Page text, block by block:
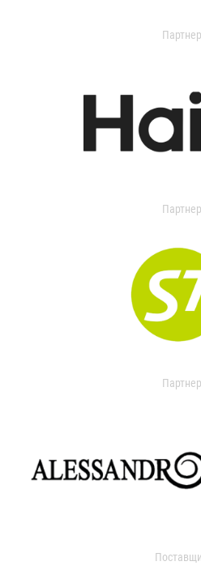
Партнер
Партнер
Партнер